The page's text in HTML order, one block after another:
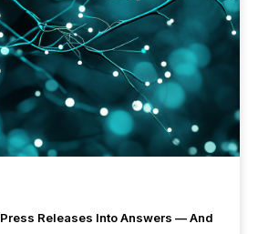
Releases Into Answers — And